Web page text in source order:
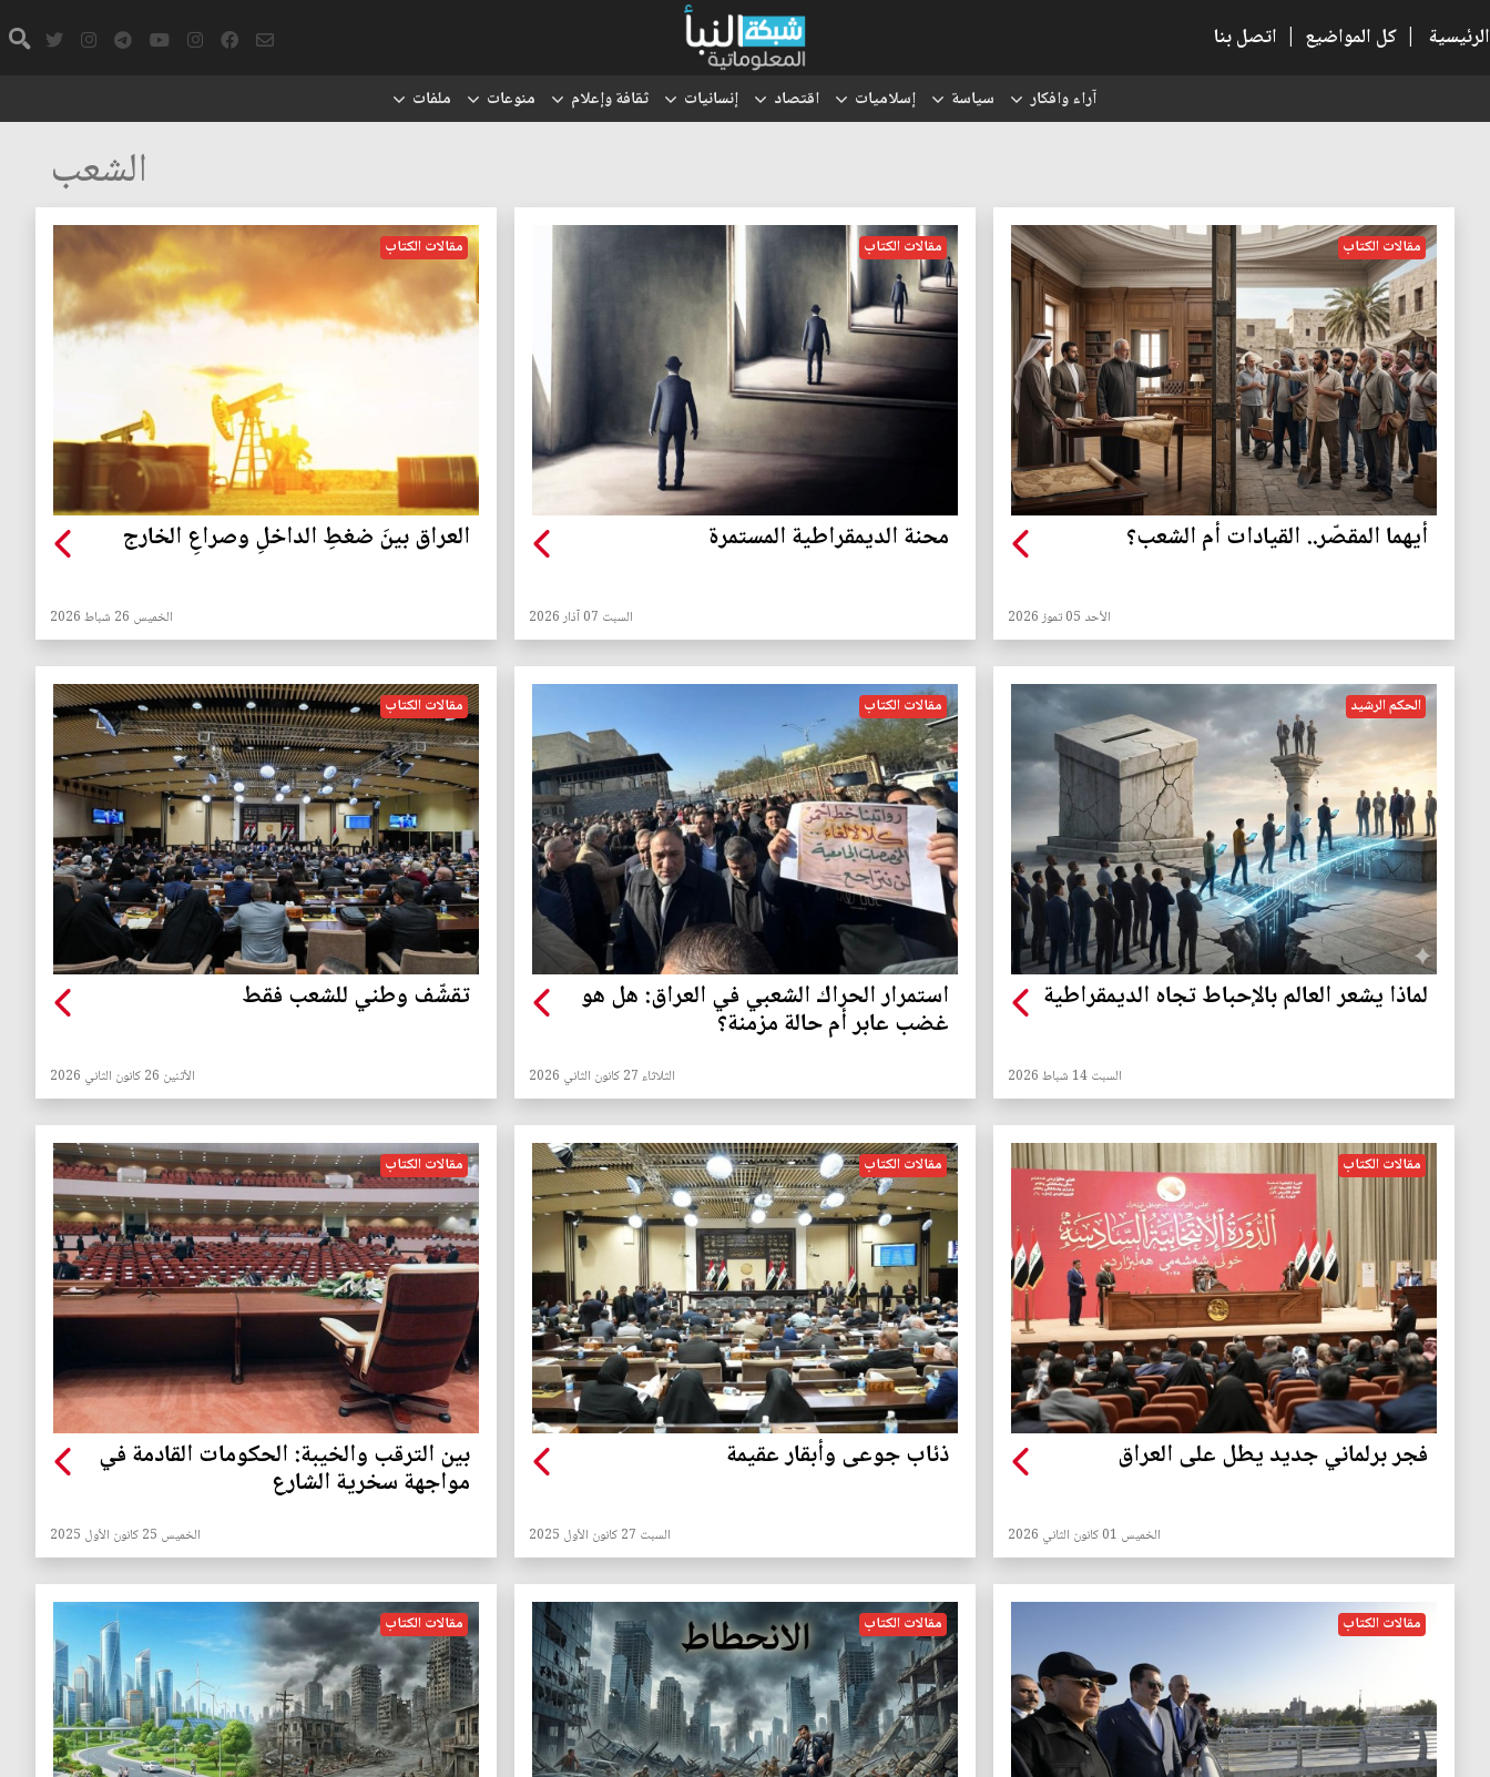
الرئيسية | كل المواضيع | اتصل بنا
آراء وافكار سياسة إسلاميات اقتصاد إنسانيات ثقافة وإعلام منوعات ملفات
الشعب
مقالات الكتاب
أيهما المقصّر.. القيادات أم الشعب؟
الأحد 05 تموز 2026
مقالات الكتاب
محنة الديمقراطية المستمرة
السبت 07 آذار 2026
مقالات الكتاب
العراق بينَ ضغطِ الداخلِ وصراعِ الخارج
الخميس 26 شباط 2026
الحكم الرشيد
لماذا يشعر العالم بالإحباط تجاه الديمقراطية
السبت 14 شباط 2026
مقالات الكتاب
استمرار الحراك الشعبي في العراق: هل هو
غضب عابر أم حالة مزمنة؟
الثلاثاء 27 كانون الثاني 2026
مقالات الكتاب
تقشّف وطني للشعب فقط
الأثنين 26 كانون الثاني 2026
مقالات الكتاب
‏فجر برلماني جديد يطل على العراق
الخميس 01 كانون الثاني 2026
مقالات الكتاب
ذئاب جوعى وأبقار عقيمة
السبت 27 كانون الأول 2025
مقالات الكتاب
بين الترقب والخيبة: الحكومات القادمة في
مواجهة سخرية الشارع
الخميس 25 كانون الأول 2025
مقالات الكتاب مقالات الكتاب مقالات الكتاب